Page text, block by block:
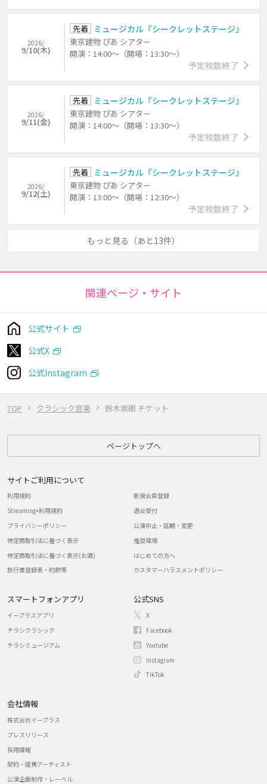
TOP クラシック音楽 鈴木崇朗 チケット
2026/
9/10(木)
先着 ミュージカル『シークレットステージ』
東京建物 ぴあ シアター
開演：14:00～（開場：13:30～）
予定枚数終了
2026/
9/11(金)
先着 ミュージカル『シークレットステージ』
東京建物 ぴあ シアター
開演：14:00～（開場：13:30～）
予定枚数終了
2026/
9/12(土)
先着 ミュージカル『シークレットステージ』
東京建物 ぴあ シアター
開演：13:00～（開場：12:30～）
予定枚数終了
もっと見る（あと13件）
関連ページ・サイト
公式サイト
公式X
公式Instagram
ページトップへ
サイトご利用について
利用規約
Streaming+利用規約
プライバシーポリシー
特定商取引法に基づく表示
特定商取引法に基づく表示(お酒)
旅行業登録表・約款等
新規会員登録
退会受付
公演中止・延期・変更
推奨環境
はじめての方へ
カスタマーハラスメントポリシー
スマートフォンアプリ
イープラスアプリ
チラシクラシック
チラシミュージアム
公式SNS
X
Facebook
Youtube
Instagram
TikTok
会社情報
株式会社イープラス
プレスリリース
採用情報
契約・提携アーティスト
公演企画制作・レーベル